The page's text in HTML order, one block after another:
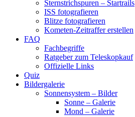
Sternstrichspuren – Startrails
ISS fotografieren
Blitze fotografieren
Kometen-Zeitraffer erstellen
FAQ
Fachbegriffe
Ratgeber zum Teleskopkauf
Offizielle Links
Quiz
Bildergalerie
Sonnensystem – Bilder
Sonne – Galerie
Mond – Galerie